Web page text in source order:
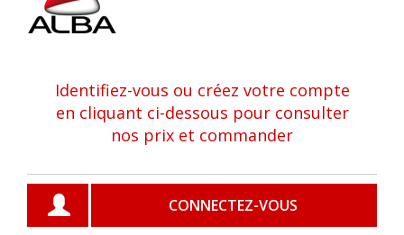
Identifiez-vous ou créez votre compte
en cliquant ci-dessous pour consulter
nos prix et commander
CONNECTEZ-VOUS